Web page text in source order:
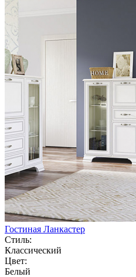
Гостиная Ланкастер
Стиль:
Классический
Цвет:
Белый